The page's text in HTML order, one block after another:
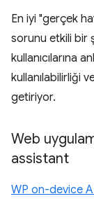
En iyi "gerçek
sorunu etkili bir
kullanıcılarına
kullanılabilirliği
getiriyor.
Web
assistant
WP on-device